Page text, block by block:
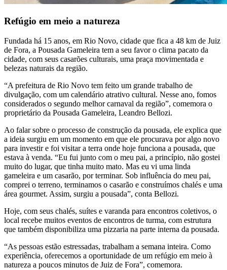
Refúgio em meio a natureza
Fundada há 15 anos, em Rio Novo, cidade que fica a 48 km de Juiz
de Fora, a Pousada Gameleira tem a seu favor o clima pacato da
cidade, com seus casarões culturais, uma praça movimentada e
belezas naturais da região.
“A prefeitura de Rio Novo tem feito um grande trabalho de
divulgação, com um calendário atrativo cultural. Nesse ano, fomos
considerados o segundo melhor carnaval da região”, comemora o
proprietário da Pousada Gameleira, Leandro Bellozi.
Ao falar sobre o processo de construção da pousada, ele explica que
a ideia surgiu em um momento em que ele procurava por algo novo
para investir e foi visitar a terra onde hoje funciona a pousada, que
estava à venda. “Eu fui junto com o meu pai, a princípio, não gostei
muito do lugar, que tinha muito mato. Mas eu vi uma linda
gameleira e um casarão, por terminar. Sob influência do meu pai,
comprei o terreno, terminamos o casarão e construímos chalés e uma
área gourmet. Assim, surgiu a pousada”, conta Bellozi.
Hoje, com seus chalés, suítes e varanda para encontros coletivos, o
local recebe muitos eventos de encontros de turma, com estrutura
que também disponibiliza uma pizzaria na parte interna da pousada.
“As pessoas estão estressadas, trabalham a semana inteira. Como
experiência, oferecemos a oportunidade de um refúgio em meio à
natureza a poucos minutos de Juiz de Fora”, comemora.